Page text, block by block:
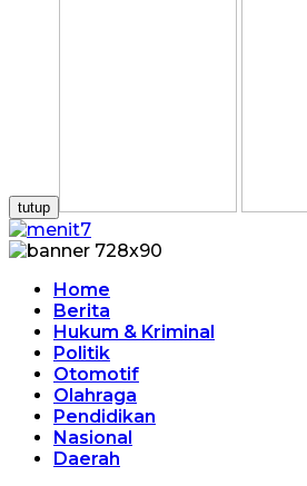
tutup
Home
Berita
Hukum & Kriminal
Politik
Otomotif
Olahraga
Pendidikan
Nasional
Daerah